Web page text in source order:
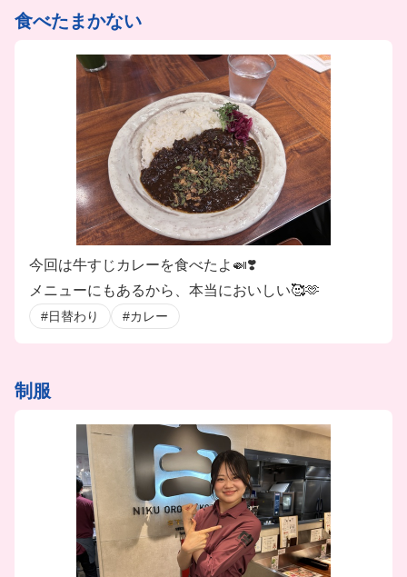
食べたまかない
今回は牛すじカレーを食べたよ🍛❣️
メニューにもあるから、本当においしい🥰🫶
#日替わり #カレー
制服